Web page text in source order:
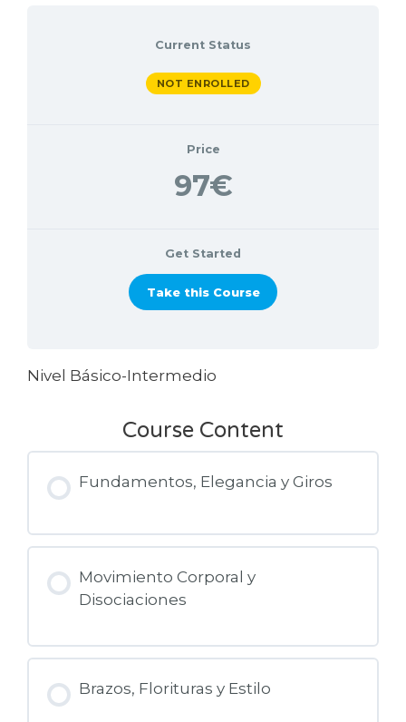
Current Status
NOT ENROLLED
Price
97€
Get Started
Take this Course
Nivel Básico-Intermedio
Course Content
Fundamentos, Elegancia y Giros
Movimiento Corporal y
Disociaciones
Brazos, Florituras y Estilo